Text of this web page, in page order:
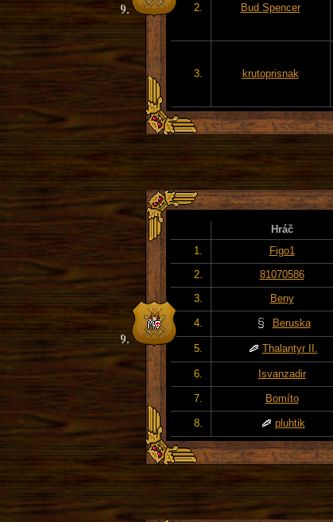
2. Bud Spencer
3. krutoprisnak
Hráč
1.
Figo1
2.
81070586
3.
Beny
4. Beruska
5. Thalantyr II.
6. Isvanzadir
7. Bomíto
8. pluhtik